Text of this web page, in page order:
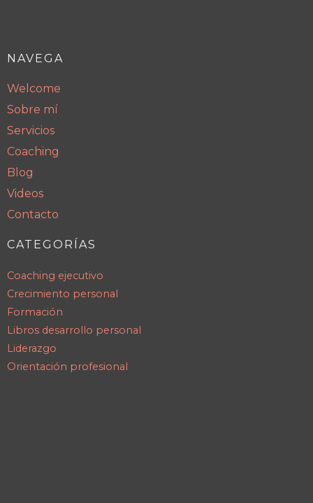
NAVEGA
Welcome
Sobre mí
Servicios
Coaching
Blog
Videos
Contacto
CATEGORÍAS
Coaching ejecutivo
Crecimiento personal
Formación
Libros desarrollo personal
Liderazgo
Orientación profesional